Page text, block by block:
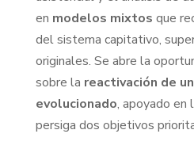
en modelos mixtos que
del sistema capitativo,
originales. Se abre la
sobre la reactivación de
evolucionado, apoyado en
persiga dos objetivos